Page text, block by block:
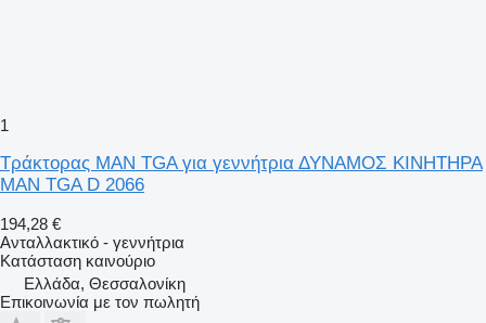
1
Τράκτορας MAN TGA για γεννήτρια ΔΥΝΑΜΟΣ ΚΙΝΗΤΗΡΑ
ΜΑΝ TGA D 2066
194,28 €
Ανταλλακτικό - γεννήτρια
Κατάσταση καινούριο
Ελλάδα, Θεσσαλονίκη
Επικοινωνία με τον πωλητή